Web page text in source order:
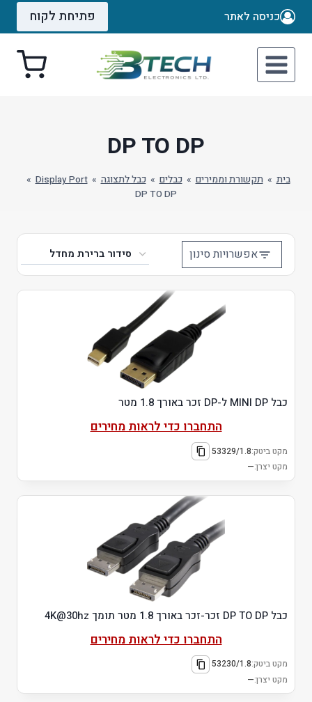
Skip
כניסה לאתר פתיחת לקוח
DP TO DP
בית » תקשורת וממירים » כבלים » כבל לתצוגה »
Display Port
»
DP TO DP
אפשרויות סינון
כבל MINI DP ל-DP זכר באורך 1.8 מטר
התחברו כדי לראות מחירים
מקט ביטק:53329/1.8
מקט יצרן:—
כבל DP TO DP זכר-זכר באורך 1.8 מטר תומך 4K@30hz
התחברו כדי לראות מחירים
מקט ביטק:53230/1.8
מקט יצרן:—